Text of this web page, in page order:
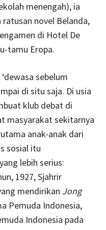
menengah), ia
novel Belanda,
di Hotel De
tamu Eropa.
sebelum
di situ saja. Di usia
klub debat di
masyarakat sekitarnya
anak-anak dari
sosial itu
lebih serius:
1927, Sjahrir
mendirikan Jong
Pemuda Indonesia,
Indonesia pada